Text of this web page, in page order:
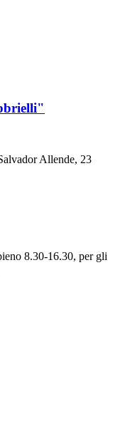
Allende, 23
8.30-16.30, per gli